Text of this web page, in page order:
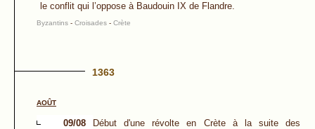
le conflit qui l’oppose à Baudouin IX de Flandre.
Byzantins - Croisades - Crète
1363
AOÛT
09/08
Début d'une révolte en Crète à la suite des